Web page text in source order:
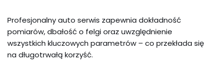
Profesjonalny auto serwis zapewnia dokładność
pomiarów, dbałość o felgi oraz uwzględnienie
wszystkich kluczowych parametrów – co przekłada się
na długotrwałą korzyść.